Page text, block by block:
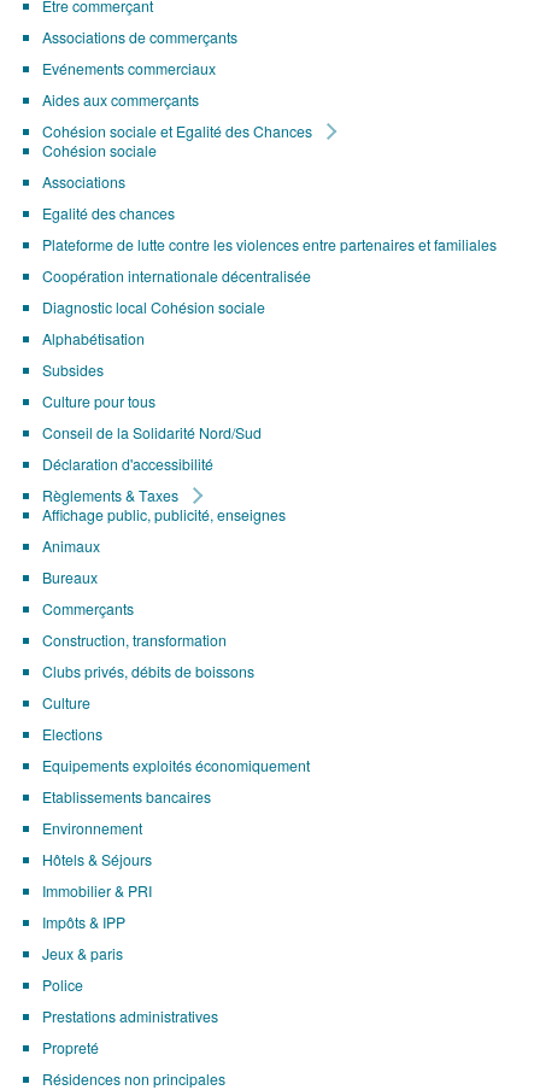
Être commerçant
Associations de commerçants
Evénements commerciaux
Aides aux commerçants
Cohésion sociale et Egalité des Chances
Cohésion sociale
Associations
Egalité des chances
Plateforme de lutte contre les violences entre partenaires et familiales
Coopération internationale décentralisée
Diagnostic local Cohésion sociale
Alphabétisation
Subsides
Culture pour tous
Conseil de la Solidarité Nord/Sud
Déclaration d'accessibilité
Règlements & Taxes
Affichage public, publicité, enseignes
Animaux
Bureaux
Commerçants
Construction, transformation
Clubs privés, débits de boissons
Culture
Elections
Equipements exploités économiquement
Etablissements bancaires
Environnement
Hôtels & Séjours
Immobilier & PRI
Impôts & IPP
Jeux & paris
Police
Prestations administratives
Propreté
Résidences non principales